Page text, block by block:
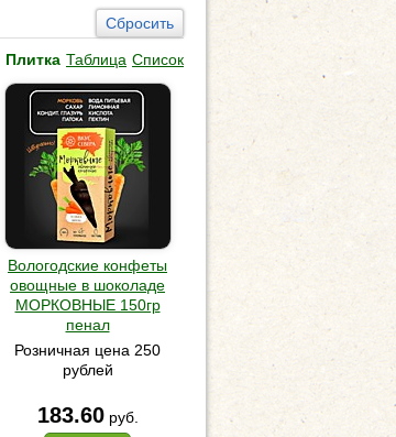
Сбросить
Плитка Таблица Список
Вологодские конфеты
овощные в шоколаде
МОРКОВНЫЕ 150гр
пенал
Розничная цена 250
рублей
183.60 руб.